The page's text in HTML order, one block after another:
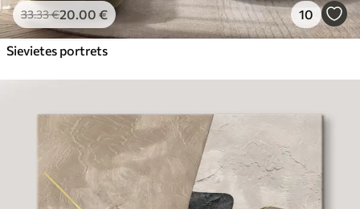
33.33€20.00 € 10
Sievietes portrets